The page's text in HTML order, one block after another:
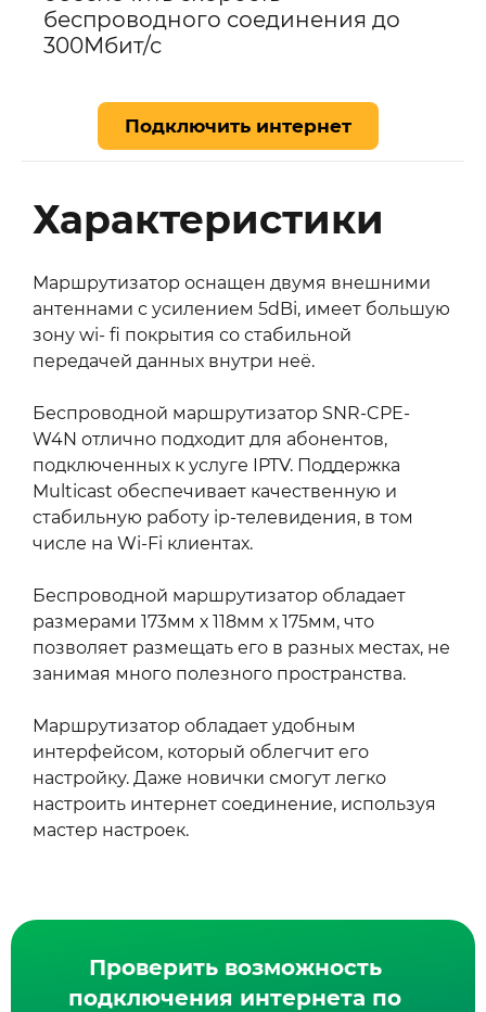
беспроводного соединения до
300Мбит/с
Подключить интернет
Характеристики
Маршрутизатор оснащен двумя внешними
антеннами с усилением 5dBi, имеет большую
зону wi- fi покрытия со стабильной
передачей данных внутри неё.
Беспроводной маршрутизатор SNR-CPE-
W4N отлично подходит для абонентов,
подключенных к услуге IPTV. Поддержка
Multicast обеспечивает качественную и
стабильную работу ip-телевидения, в том
числе на Wi-Fi клиентах.
Беспроводной маршрутизатор обладает
размерами 173мм х 118мм х 175мм, что
позволяет размещать его в разных местах, не
занимая много полезного пространства.
Маршрутизатор обладает удобным
интерфейсом, который облегчит его
настройку. Даже новички смогут легко
настроить интернет соединение, используя
мастер настроек.
Проверить возможность
подключения интернета по